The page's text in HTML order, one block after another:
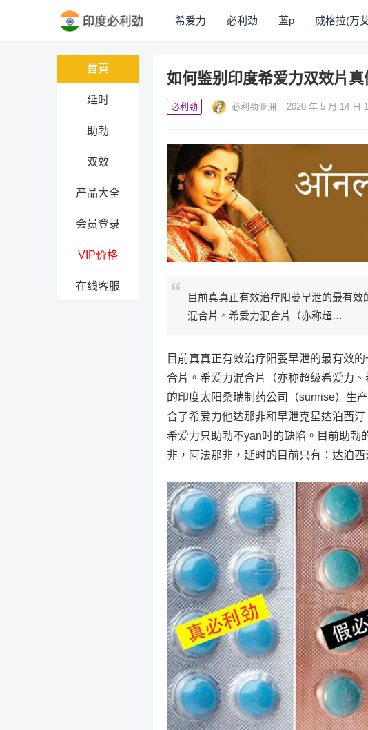
希爱力 必利劲 蓝p 威格拉(万
首頁
延时
助勃
双效
产品大全
会员登录
VIP价格
在线客服
如何鉴别印度希爱力双效片
必利劲 必利劲亚洲 2020 年 5 月 14 日
目前真真正有效治疗阳萎早泄的最有
混合片。希爱力混合片（亦称超…
目前真真正有效治疗阳萎早泄的最有效
合片。希爱力混合片（亦称超级希爱力
的印度太阳桑瑞制药公司（sunrise）生
合了希爱力他达那非和早泄克星达泊西
希爱力只助勃不yan时的缺陷。目前助勃
非，阿法那非，延时的目前只有：达泊西